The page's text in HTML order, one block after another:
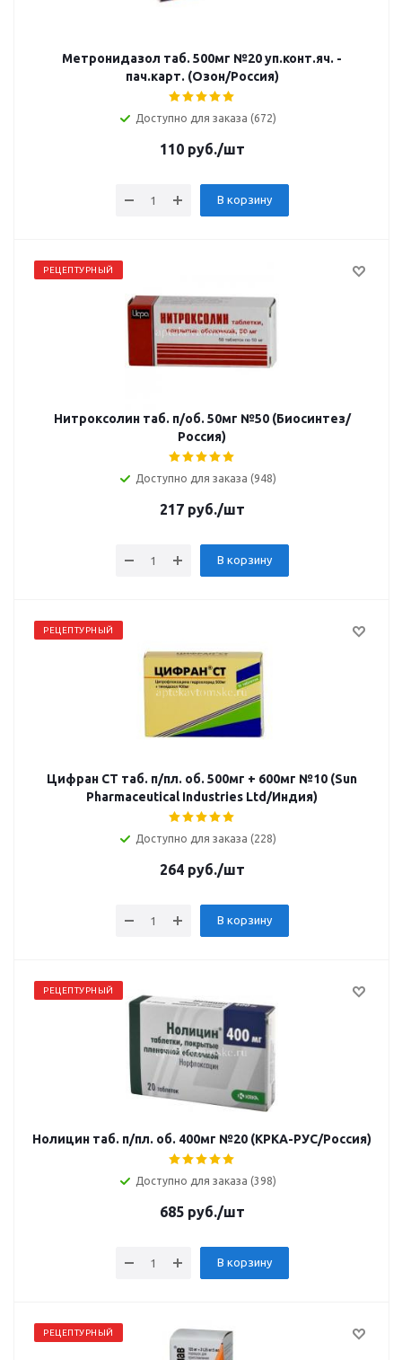
Метронидазол таб. 500мг №20 уп.конт.яч. -
пач.карт. (Озон/Россия)
Доступно для заказа (672)
110руб./шт
В корзину
РЕЦЕПТУРНЫЙ
Нитроксолин таб. п/об. 50мг №50 (Биосинтез/
Россия)
Доступно для заказа (948)
217руб./шт
В корзину
РЕЦЕПТУРНЫЙ
Цифран СТ таб. п/пл. об. 500мг + 600мг №10 (Sun
Pharmaceutical Industries Ltd/Индия)
Доступно для заказа (228)
264руб./шт
В корзину
РЕЦЕПТУРНЫЙ
Нолицин таб. п/пл. об. 400мг №20 (КРКА-РУС/Россия)
Доступно для заказа (398)
685руб./шт
В корзину
РЕЦЕПТУРНЫЙ